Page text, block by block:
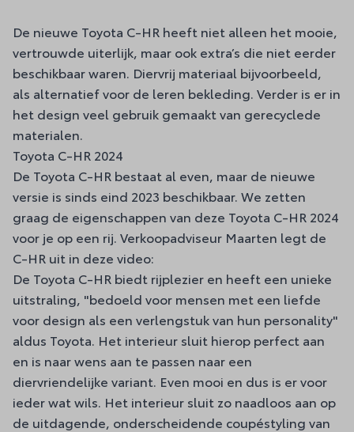
De nieuwe Toyota C-HR heeft niet alleen het mooie,
vertrouwde uiterlijk, maar ook extra’s die niet eerder
beschikbaar waren. Diervrij materiaal bijvoorbeeld,
als alternatief voor de leren bekleding. Verder is er in
het design veel gebruik gemaakt van gerecyclede
materialen.
Toyota C-HR 2024
De Toyota C-HR bestaat al even, maar de nieuwe
versie is sinds eind 2023 beschikbaar. We zetten
graag de eigenschappen van deze Toyota C-HR 2024
voor je op een rij. Verkoopadviseur Maarten legt de
C-HR uit in deze video:
De Toyota C-HR biedt rijplezier en heeft een unieke
uitstraling, "bedoeld voor mensen met een liefde
voor design als een verlengstuk van hun personality"
aldus Toyota. Het interieur sluit hierop perfect aan
en is naar wens aan te passen naar een
diervriendelijke variant. Even mooi en dus is er voor
ieder wat wils. Het interieur sluit zo naadloos aan op
de uitdagende, onderscheidende coupéstyling van